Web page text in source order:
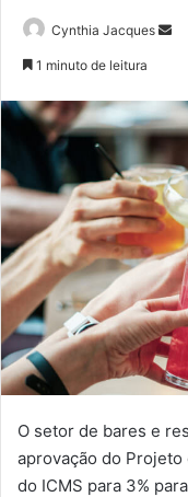
Cynthia Jacques
1 minuto de leitura
O setor de bares e
aprovação do
do ICMS para 3%